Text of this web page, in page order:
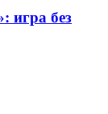
игра без